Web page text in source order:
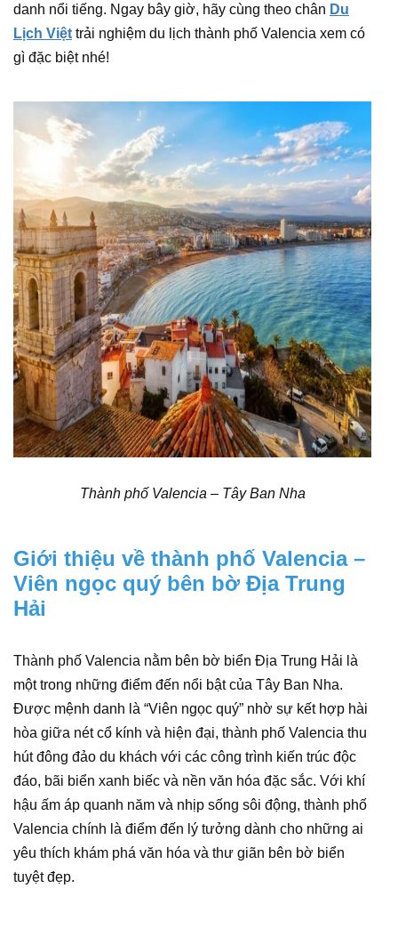
danh nổi tiếng. Ngay bây giờ, hãy cùng theo chân Du
Lịch Việt trải nghiệm du lịch thành phố Valencia xem có
gì đặc biệt nhé!
Thành phố Valencia – Tây Ban Nha
Giới thiệu về thành phố Valencia –
Viên ngọc quý bên bờ Địa Trung
Hải
Thành phố Valencia nằm bên bờ biển Địa Trung Hải là
một trong những điểm đến nổi bật của Tây Ban Nha.
Được mệnh danh là “Viên ngọc quý” nhờ sự kết hợp hài
hòa giữa nét cổ kính và hiện đại, thành phố Valencia thu
hút đông đảo du khách với các công trình kiến trúc độc
đáo, bãi biển xanh biếc và nền văn hóa đặc sắc. Với khí
hậu ấm áp quanh năm và nhịp sống sôi động, thành phố
Valencia chính là điểm đến lý tưởng dành cho những ai
yêu thích khám phá văn hóa và thư giãn bên bờ biển
tuyệt đẹp.